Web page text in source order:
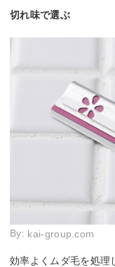
切れ味で選ぶ
By: kai-group.com
効率よくムダ毛を処理